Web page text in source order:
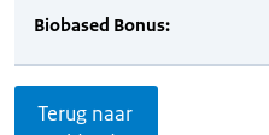
Biobased Bonus:
Terug naar